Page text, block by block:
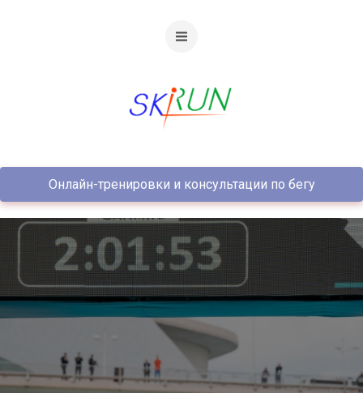
Онлайн-тренировки и консультации по бегу